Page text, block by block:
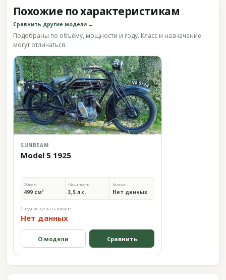
Похожие по характеристикам
Сравнить другие модели →
Подобраны по объёму, мощности и году. Класс и назначение
могут отличаться.
SUNBEAM
Model 5 1925
Объём
499 см³
Мощность
3,5 л.с.
Масса
Нет данных
Средняя цена в архиве
Нет данных
О модели Сравнить